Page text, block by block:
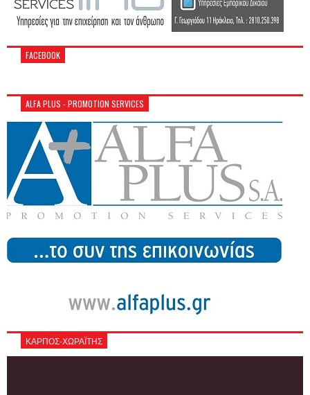
FACEBOOK
ALFA PLUS - PROMOTION SERVICES
ΚΑΡΠΟΣ-ΧΩΡΑΪΤΗΣ